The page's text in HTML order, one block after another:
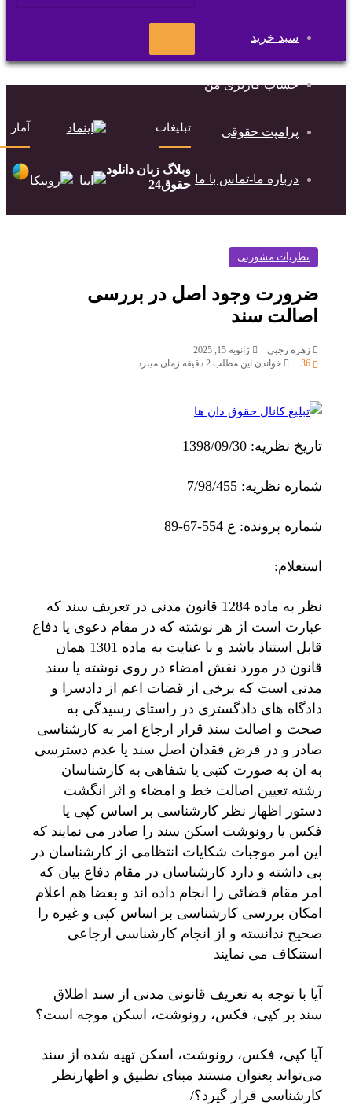
سبد خرید
حساب کاربری من
پرامپت حقوقی
درباره ما-تماس با ما
جستجو
برای
نظریات مشورتی
ضرورت وجود اصل در بررسی
اصالت سند
زهره رجبی
ژانویه 15, 2025
36
خواندن این مطلب 2 دقیقه زمان میبرد
تاریخ نظریه: 1398/09/30
شماره نظریه: 7/98/455
شماره پرونده: ع 554-67-89
استعلام:
نظر به ماده 1284 قانون مدنی در تعریف سند که
عبارت است از هر نوشته که در مقام دعوی یا دفاع
قابل استناد باشد و با عنایت به ماده 1301 همان
قانون در مورد نقش امضاء در روی نوشته یا سند
مدتی است که برخی از قضات اعم از دادسرا و
دادگاه های دادگستری در راستای رسیدگی به
صحت و اصالت سند قرار ارجاع امر به کارشناسی
صادر و در فرض فقدان اصل سند یا عدم دسترسی
به ان به صورت کتبی یا شفاهی به کارشناسان
رشته تعیین اصالت خط و امضاء و اثر انگشت
دستور اظهار نظر کارشناسی بر اساس کپی یا
فکس یا رونوشت اسکن سند را صادر می نمایند که
این امر موجبات شکایات انتظامی از کارشناسان در
پی داشته و دارد کارشناسان در مقام دفاع بیان که
امر مقام قضائی را انجام داده اند و بعضا هم اعلام
امکان بررسی کارشناسی بر اساس کپی و غیره را
صحیح ندانسته و از انجام کارشناسی ارجاعی
استنکاف می نمایند
آیا با توجه به تعریف قانونی مدنی از سند اطلاق
سند بر کپی، فکس، رونوشت، اسکن موجه است؟
آیا کپی، فکس، رونوشت، اسکن تهیه شده از سند
می‌تواند بعنوان مستند مبنای تطبیق و اظهارنظر
کارشناسی قرار گیرد؟/
تبلیغات
وبلاگ زبان دانلود
حقوق24
آمار